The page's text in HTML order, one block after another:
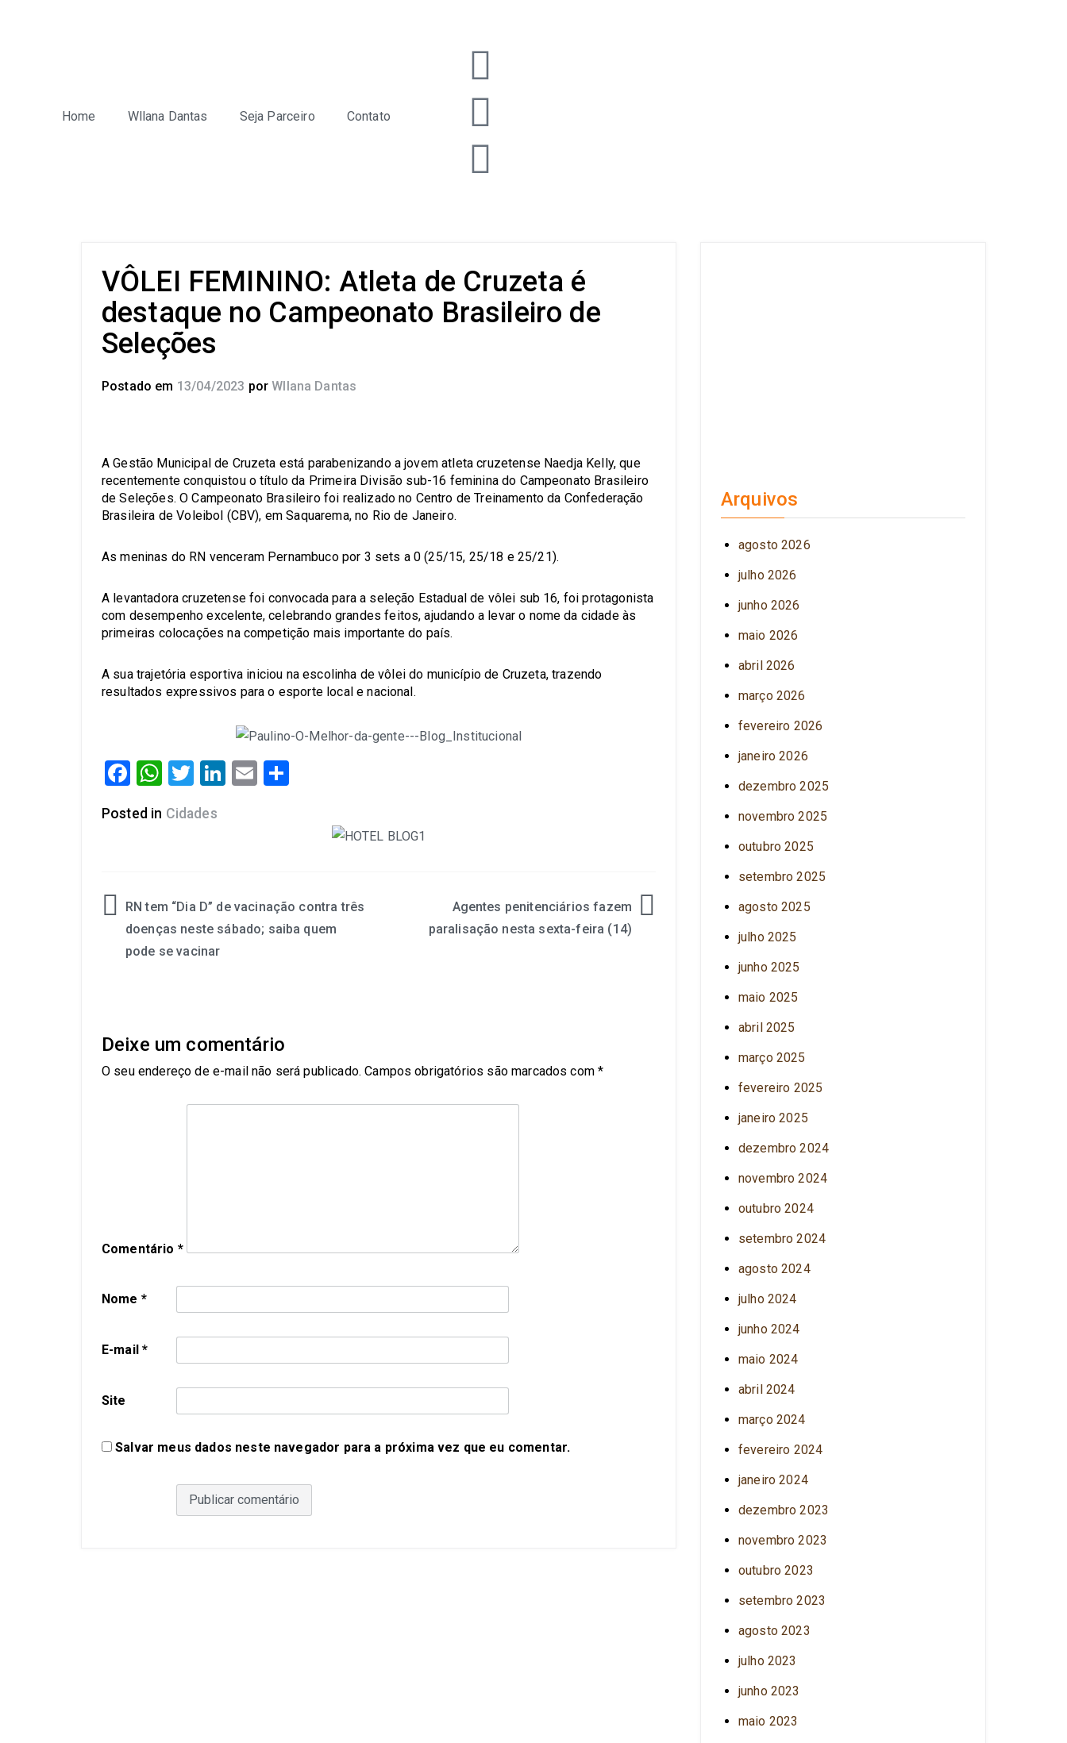
Home Wllana Dantas Seja Parceiro Contato
VÔLEI FEMININO: Atleta de Cruzeta é
destaque no Campeonato Brasileiro de
Seleções
Postado em 13/04/2023 por Wllana Dantas
A Gestão Municipal de Cruzeta está parabenizando a jovem atleta cruzetense Naedja Kelly, que
recentemente conquistou o título da Primeira Divisão sub-16 feminina do Campeonato Brasileiro
de Seleções. O Campeonato Brasileiro foi realizado no Centro de Treinamento da Confederação
Brasileira de Voleibol (CBV), em Saquarema, no Rio de Janeiro.
As meninas do RN venceram Pernambuco por 3 sets a 0 (25/15, 25/18 e 25/21).
A levantadora cruzetense foi convocada para a seleção Estadual de vôlei sub 16, foi protagonista
com desempenho excelente, celebrando grandes feitos, ajudando a levar o nome da cidade às
primeiras colocações na competição mais importante do país.
A sua trajetória esportiva iniciou na escolinha de vôlei do município de Cruzeta, trazendo
resultados expressivos para o esporte local e nacional.
Facebook
WhatsApp
Twitter
LinkedIn
Email
Posted in Cidades
RN tem “Dia D” de vacinação contra três
doenças neste sábado; saiba quem
pode se vacinar
Agentes penitenciários fazem
paralisação nesta sexta-feira (14)
Deixe um comentário
O seu endereço de e-mail não será publicado. Campos obrigatórios são marcados com*
Comentário *
Nome *
E-mail*
Site
Salvar meus dados neste navegador para a próxima vez que eu comentar.
Arquivos
agosto 2026
julho 2026
junho 2026
maio 2026
abril 2026
março 2026
fevereiro 2026
janeiro 2026
dezembro 2025
novembro 2025
outubro 2025
setembro 2025
agosto 2025
julho 2025
junho 2025
maio 2025
abril 2025
março 2025
fevereiro 2025
janeiro 2025
dezembro 2024
novembro 2024
outubro 2024
setembro 2024
agosto 2024
julho 2024
junho 2024
maio 2024
abril 2024
março 2024
fevereiro 2024
janeiro 2024
dezembro 2023
novembro 2023
outubro 2023
setembro 2023
agosto 2023
julho 2023
junho 2023
maio 2023